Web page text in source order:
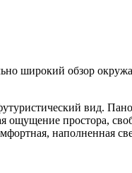
широкий обзор
вид.
ощущение простора,
наполненная